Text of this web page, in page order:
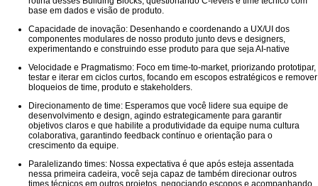
base em dados e visão de produto.
Capacidade de inovação: Desenhando e coordenando a UX/UI dos
componentes modulares de nosso produto junto devs e designers,
experimentando e construindo esse produto para que seja AI-native
Velocidade e Pragmatismo: Foco em time-to-market, priorizando prototipar,
testar e iterar em ciclos curtos, focando em escopos estratégicos e remover
bloqueios de time, produto e stakeholders.
Direcionamento de time: Esperamos que você lidere sua equipe de
desenvolvimento e design, agindo estrategicamente para garantir
objetivos claros e que habilite a produtividade da equipe numa cultura
colaborativa, garantindo feedback contínuo e orientação para o
crescimento da equipe.
Paralelizando times: Nossa expectativa é que após esteja assentada
nessa primeira cadeira, você seja capaz de também direcionar outros